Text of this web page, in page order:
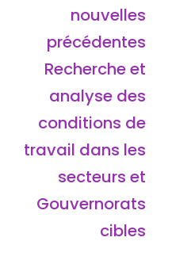
nouvelles
précédentes
Recherche et
analyse des
conditions de
travail dans les
secteurs et
Gouvernorats
cibles